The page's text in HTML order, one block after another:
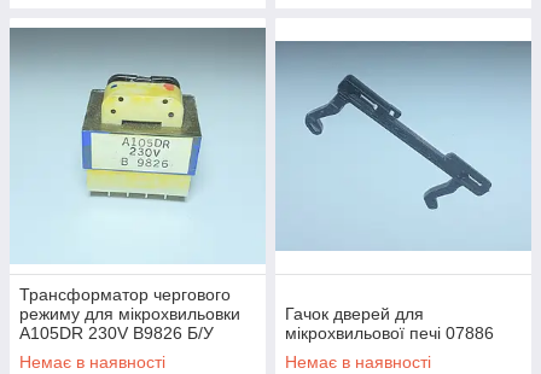
Трансформатор чергового
режиму для мікрохвильовки
A105DR 230V B9826 Б/У
Немає в наявності
Гачок дверей для
мікрохвильової печі 07886
Немає в наявності